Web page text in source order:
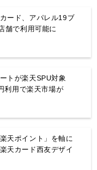
ード、アパレル19ブ
舗で利用可能に
トが楽天SPU対象
利用で楽天市場が
天ポイント」を軸に
天カード西友デザイ